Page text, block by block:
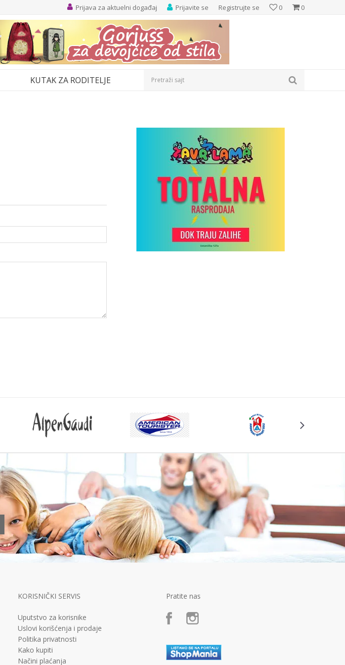
0
0
Prijavite se Registrujte se
Prijava za aktuelni događaj
KUTAK ZA RODITELJE Pretraži sajt
KORISNIČKI SERVIS
Uputstvo za korisnike
Uslovi korišćenja i prodaje
Politika privatnosti
Kako kupiti
Načini plaćanja
Pratite nas